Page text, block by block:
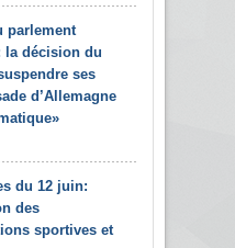
parlement
la décision du
ses
d’Allemagne
du 12 juin:
des
sportives et